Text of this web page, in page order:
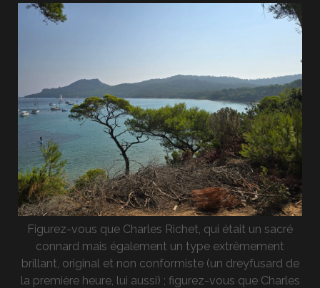
Figurez-vous que Charles Richet, qui était un sacré
connard mais également un type extrêmement
brillant, original et non conformiste (un dreyfusard de
la première heure, lui aussi) ; figurez-vous que Charles